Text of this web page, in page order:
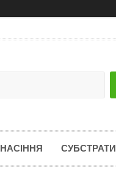
НАСІННЯ СУБСТРАТИ